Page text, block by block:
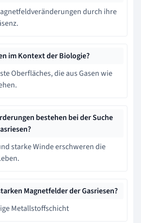
durch ihre
im Kontext der Biologie?
Oberfläches, die aus Gasen wie
bestehen bei der Suche
starke Winde erschweren die
Magnetfelder der Gasriesen?
Metallstoffschicht